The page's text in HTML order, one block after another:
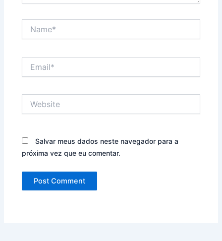
Salvar meus dados neste navegador para a
próxima vez que eu comentar.